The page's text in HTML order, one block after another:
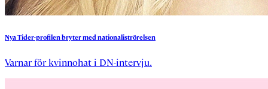
NyaTider-profilenbrytermed nationaliströrelsen
Varnar för kvinnohat i DN-intervju.